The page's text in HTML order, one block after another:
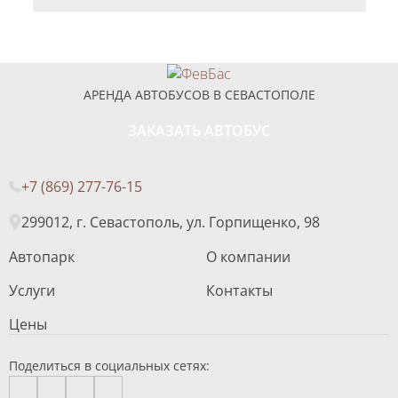
АРЕНДА АВТОБУСОВ В СЕВАСТОПОЛЕ
+7 (869) 277-76-15
299012, г. Севастополь, ул. Горпищенко, 98
Автопарк
Услуги
Цены
О компании
Контакты
Поделиться в социальных сетях: